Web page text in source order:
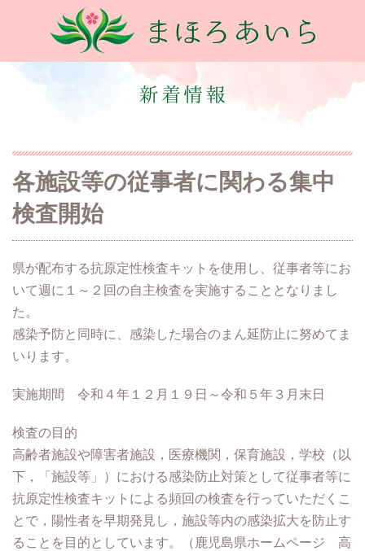
各施設等の従事者に関わる集中
検査開始
県が配布する抗原定性検査キットを使用し、従事者等にお
いて週に１～２回の自主検査を実施することとなりまし
た。
感染予防と同時に、感染した場合のまん延防止に努めてま
いります。
実施期間 令和４年１２月１９日～令和５年３月末日
検査の目的
高齢者施設や障害者施設，医療機関，保育施設，学校（以
下，「施設等」）における感染防止対策として従事者等に
抗原定性検査キットによる頻回の検査を行っていただくこ
とで，陽性者を早期発見し，施設等内の感染拡大を防止す
ることを目的としています。（鹿児島県ホームページ 高